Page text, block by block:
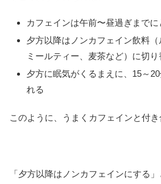
カフェインは午前〜昼過ぎまでに
夕方以降はノンカフェイン飲料
ミールティー、麦茶など）に切り
夕方に眠気がくるまえに、15～
れる
このように、うまくカフェインと付き
「夕方以降はノンカフェインにする